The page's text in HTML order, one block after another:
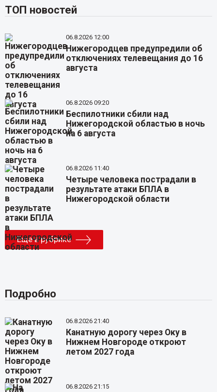
ТОП новостей
06.8.2026 12:00
Нижегородцев предупредили об
отключениях телевещания до 16
августа
06.8.2026 09:20
Беспилотники сбили над
Нижегородской областью в ночь
на 6 августа
06.8.2026 11:40
Четыре человека пострадали в
результате атаки БПЛА в
Нижегородской области
Еще в рубрике
Подробно
06.8.2026 21:40
Канатную дорогу через Оку в
Нижнем Новгороде откроют
летом 2027 года
06.8.2026 21:15